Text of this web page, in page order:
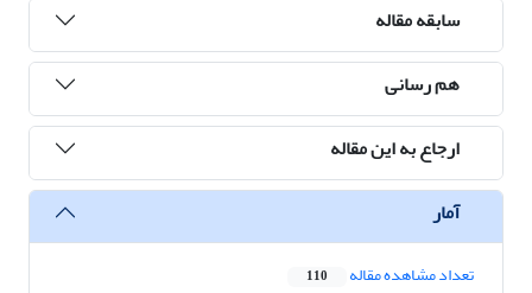
سابقه مقاله
هم رسانی
ارجاع به این مقاله
آمار
تعداد مشاهده مقاله 110